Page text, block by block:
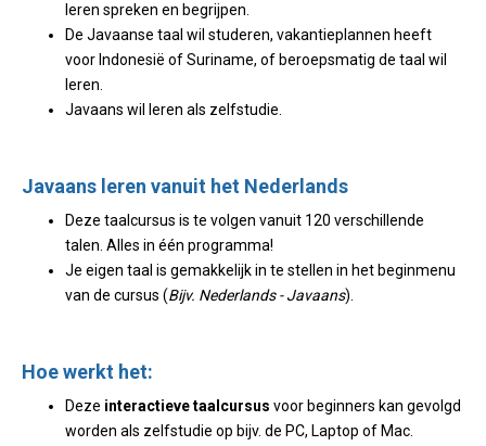
leren spreken en begrijpen.
De Javaanse taal wil studeren, vakantieplannen heeft
voor Indonesië of Suriname, of beroepsmatig de taal wil
leren.
Javaans wil leren als zelfstudie.
Javaans leren vanuit het Nederlands
Deze taalcursus is te volgen vanuit 120 verschillende
talen. Alles in één programma!
Je eigen taal is gemakkelijk in te stellen in het beginmenu
van de cursus (Bijv. Nederlands - Javaans).
Hoe werkt het:
Deze interactieve taalcursus voor beginners kan gevolgd
worden als zelfstudie op bijv. de PC, Laptop of Mac.